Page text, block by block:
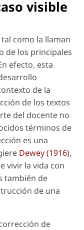
visible
como la llaman
de los principales
efecto, esta
de la
de los textos
del docente no
términos de
es una
Dewey (1916),
vivir la vida con
también de
de una
de